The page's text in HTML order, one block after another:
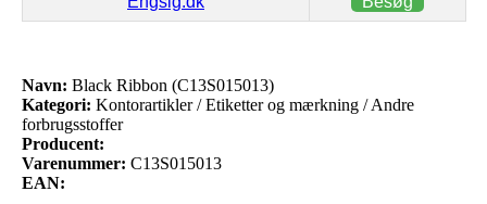
Navn: Black Ribbon (C13S015013)
Kategori: Kontorartikler / Etiketter og mærkning / Andre
forbrugsstoffer
Producent:
Varenummer: C13S015013
EAN: